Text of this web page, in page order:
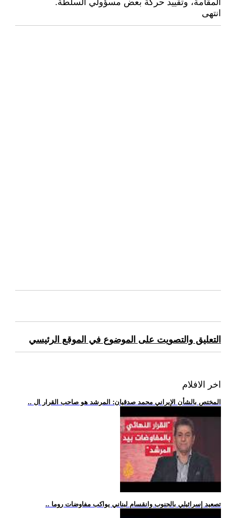
المقامة، وتقييد حركة بعض مسؤولي السلطة.
انتهى
التعليق والتصويت على الموضوع في الموقع الرئيسي
اخر الافلام
.. المختص بالشأن الإيراني محمد صدقيان: المرشد هو صاحب القرار ال
.. تصعيد إسرائيلي بالجنوب وانقسام لبناني يواكب مفاوضات روما